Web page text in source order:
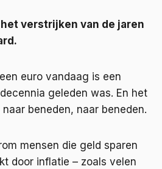
verstrijken van de jaren
euro vandaag is een
geleden was. En het
beneden, naar beneden.
mensen die geld sparen
door inflatie – zoals velen